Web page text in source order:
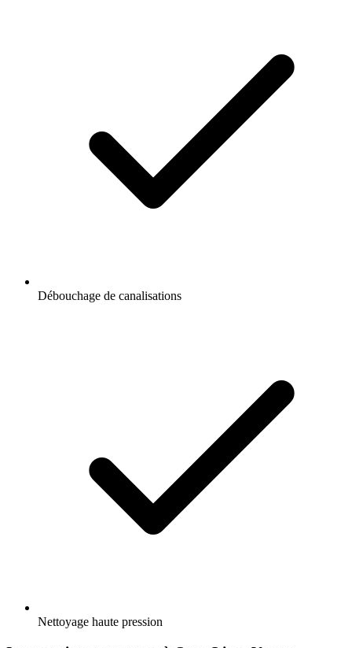
Débouchage de canalisations
Nettoyage haute pression